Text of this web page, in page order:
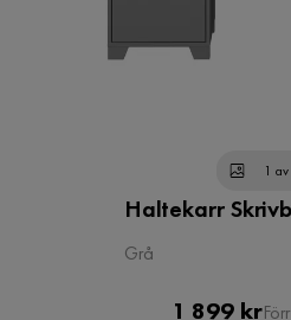
1
Haltekarr
Grå
Pris
1 899 kr